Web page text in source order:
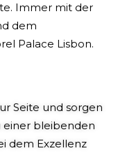
Immer mit der
dem
Palace Lisbon.
Seite und sorgen
einer bleibenden
dem Exzellenz